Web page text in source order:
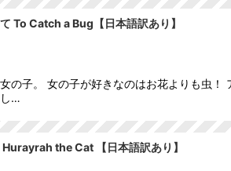
To Catch a Bug【日本語訳あり】
の子。 女の子が好きなのはお花よりも虫
…
the Cat 【日本語訳あり】